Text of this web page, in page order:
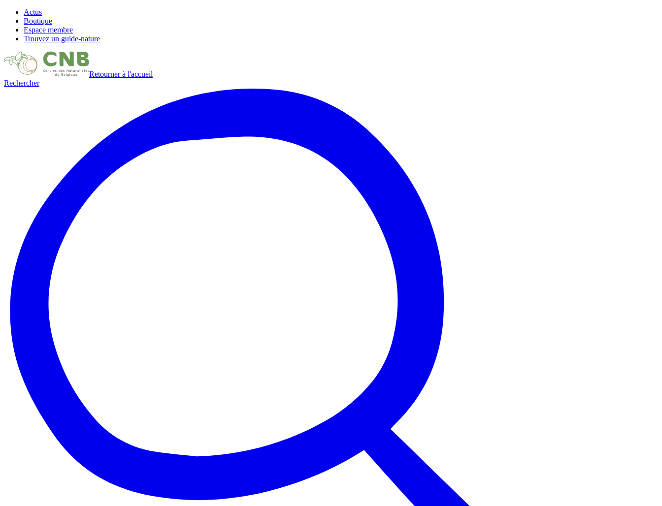
Actus
Boutique
Espace membre
Trouvez un guide-nature
Retourner à l'accueil
Rechercher